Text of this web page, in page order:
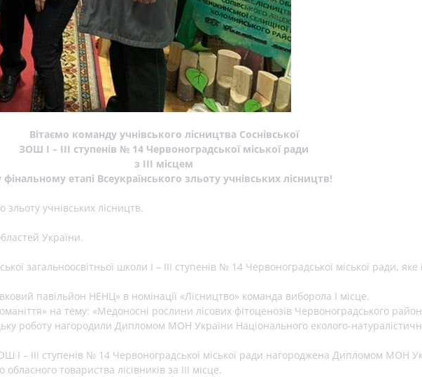
Вітаємо команду учнівського лісництва Соснівської
ЗОШ І – ІІІ ступенів № 14 Червоноградської міської ради
з ІІІ місцем
фінальному етапі Всеукраїнського зльоту учнівських лісництв!
зльоту учнівських лісництв.
України.
загальноосвітньої школи І – ІІІ ступенів № 14 Червоноградської міської ради,
павільйон НЕНЦ» в номінації «Лісництво» команда виборола І місце.
на тему: «Медоносні рослини лісових фітоценозів Червоноградського
роботу нагородили Дипломом МОН України Національного еколого-
І – ІІІ ступенів № 14 Червоноградської міської ради нагороджена Дипломом МОН
товариства лісівників за ІІІ місце.